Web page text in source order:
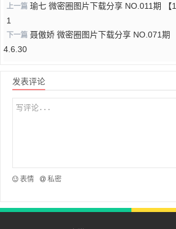
上一篇 瑜七 微密圈图片下载分享 NO.011期 【
1
下一篇 聂傲娇 微密圈图片下载分享 NO.071期
4.6.30
发表评论
表情 私密